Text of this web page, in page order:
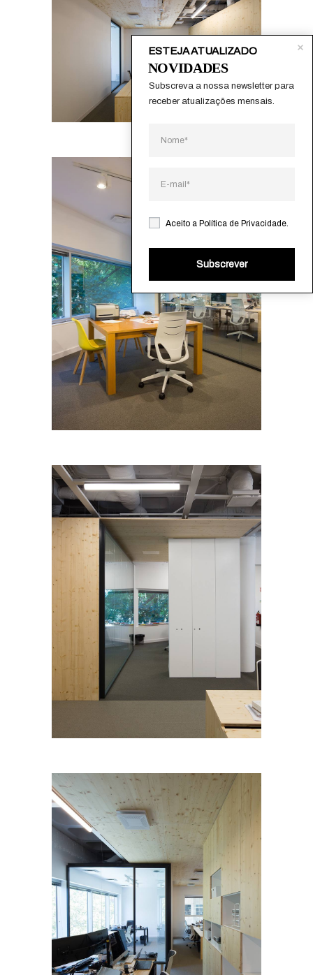
Aceito a Política de Privacidade.
Subscrever
ESTEJA ATUALIZADO
Subscreva a nossa newsletter para
receber atualizações mensais.
NOVIDADES